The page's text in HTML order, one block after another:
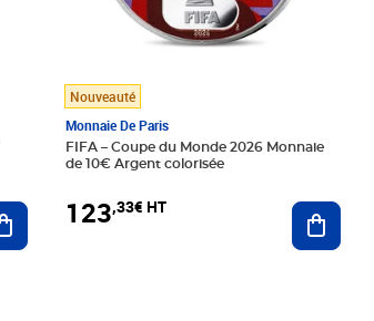
Ajouter au panier
Nouveauté
Monnaie De Paris
FIFA – Coupe du Monde 2026 Monnaie
de 10€ Argent colorisée
123,33€ HT